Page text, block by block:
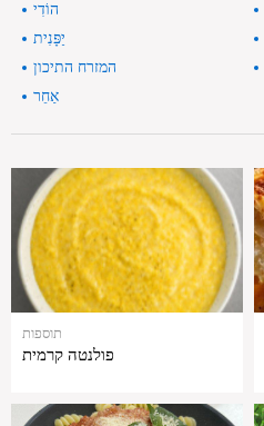
הוֹדִי
יַפָּנִית
המזרח התיכון
אַחֵר
תוספות
פולנטה קרמית